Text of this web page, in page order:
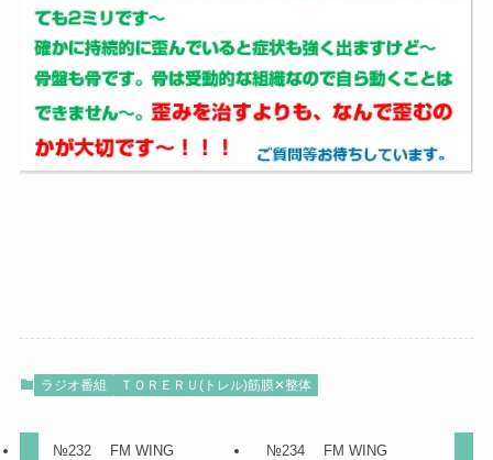
ラジオ番組 ＴＯＲＥＲＵ(トレル)筋膜✕整体
№232 FM WING
№234 FM WING